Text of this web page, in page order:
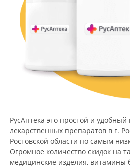
РусАптека это простой и
лекарственных препаратов в г.
Ростовской области по самым
Огромное количество скидок на
медицинские изделия, витамины